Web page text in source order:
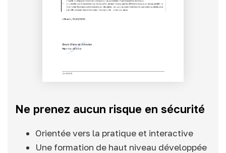
Ne prenez aucun risque en sécurité
Orientée vers la pratique et interactive
Une formation de haut niveau développée